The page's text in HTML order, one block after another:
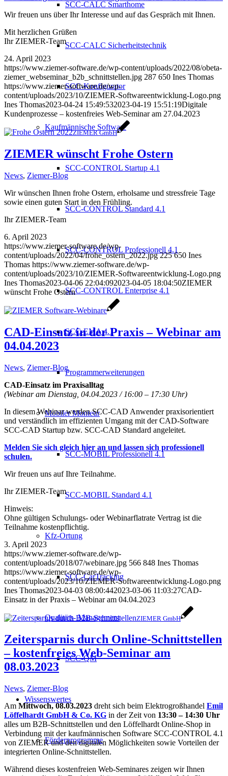
SCC-CALC Smarthome
SCC-CALC Sicherheitstechnik
SCC-Konfigurator
Kaufmännische Software
SCC-CONTROL Startup 4.1
SCC-CONTROL Standard 4.1
SCC-CONTROL Professionell 4.1
SCC-CONTROL Enterprise 4.1
SCC-EMA 4.1
Programmerweiterungen
Mobiler Monteur
SCC-MOBIL Professionell 4.1
SCC-MOBIL Standard 4.1
Kfz-Ortung
SCC-CarTracking
Qualitäts- Management
SCC-QM
Wissenswertes
Förderprogramme
Wir freuen uns über Ihr Interesse und auf das Gespräch mit Ihnen.
Mit herzlichen Grüßen
Ihr ZIEMER-Team
24. April 2023
https://www.ziemer-software.de/wp-content/uploads/2022/08/obeta-
ziemer_webseminar_b2b_schnittstellen.jpg 287 650 Ines Thomas
https://www.ziemer-software.de/wp-
content/uploads/2023/10/ZIEMER-Softwareentwicklung-Logo.png
Ines Thomas2023-04-24 15:49:532023-04-19 15:51:19Digitale
Kundenprozesse – kostenfreies Web-Seminar am 27.04.2023
ZIEMER GmbH
ZIEMER wünscht Frohe Ostern
News, Ziemer-Blog
Wir wünschen Ihnen frohe Ostern, erholsame und stressfreie Tage
sowie einen guten Start in den Frühling.
Ihr ZIEMER-Team
6. April 2023
https://www.ziemer-software.de/wp-
content/uploads/2022/04/frohe_ostern_2022.jpg 225 650 Ines
Thomas https://www.ziemer-software.de/wp-
content/uploads/2023/10/ZIEMER-Softwareentwicklung-Logo.png
Ines Thomas2023-04-06 22:04:092023-04-05 18:04:50ZIEMER
wünscht Frohe Ostern
CAD-Einsatz in der Praxis – Webinar am
04.04.2023
News, Ziemer-Blog
CAD-Einsatz im Praxisalltag
(Webinar am Dienstag, 04.04.2023 / 16:00 – 17:30 Uhr)
In diesem Webinar werden SCC-CAD Anwender praxisorientiert
und verständlich im effizienten Umgang mit der CAD-Software
SCC-CAD Startup bzw. SCC-CAD Standard angeleitet.
Melden Sie sich gleich hier an und lassen sich professionell
schulen.
Wir freuen uns auf Ihre Teilnahme.
Ihr ZIEMER-Team
Hinweis:
Ohne gültigen Schulungs- oder Webinarflatrate Vertrag ist die
Teilnahme kostenpflichtig.
3. April 2023
https://www.ziemer-software.de/wp-
content/uploads/2018/07/webinare.jpg 566 848 Ines Thomas
https://www.ziemer-software.de/wp-
content/uploads/2023/10/ZIEMER-Softwareentwicklung-Logo.png
Ines Thomas2023-04-03 08:00:442023-03-06 11:03:27CAD-
Einsatz in der Praxis – Webinar am 04.04.2023
ZIEMER GmbH
Zeitersparnis durch Online-Schnittstellen
– kostenfreies Web-Seminar am
08.03.2023
News, Ziemer-Blog
Am Mittwoch, 08.03.2023 dreht sich beim Elektrogroßhandel Emil
Löffelhardt GmbH & Co. KG in der Zeit von 13:30 – 14:30 Uhr
alles um B2B-Schnittstellen und den Löffelhardt Online-Shop in
Verbindung mit der kaufmännischen Software SCC-CONTROL 4.1
von ZIEMER und den digitalen Möglichkeiten sowie Vorteilen der
integrierten Online-Schnittstellen.
Während dieses kostenfreien Web-Seminares zeigen wir Ihnen